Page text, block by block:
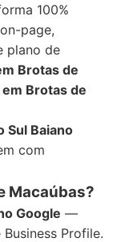
100%
page,
plano de
Brotas de
Brotas de
Sul Baiano
com
Macaúbas?
Google —
Profile.